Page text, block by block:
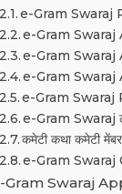
e-Gram Swaraj
e-Gram Swaraj
e-Gram Swaraj
e-Gram Swaraj
e-Gram Swaraj
e-Gram Swaraj
कमेटी कथा कमेटी
e-Gram Swaraj
Gram Swaraj